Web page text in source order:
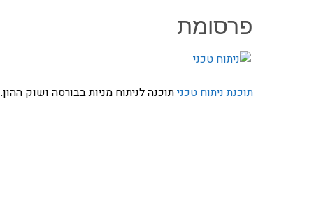
פרסומת
תוכנת ניתוח טכניתוכנה לניתוח מניות בבורסה ושוק ההון.